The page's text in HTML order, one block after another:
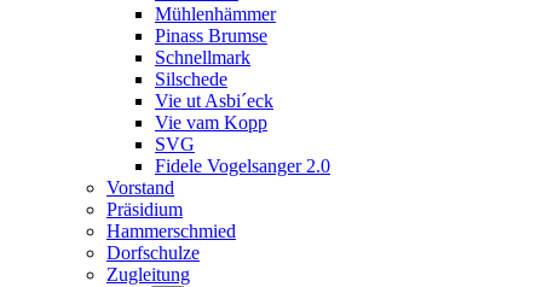
Mühlenhämmer
Pinass Brumse
Schnellmark
Silschede
Vie ut Asbi´eck
Vie vam Kopp
SVG
Fidele Vogelsanger 2.0
Vorstand
Präsidium
Hammerschmied
Dorfschulze
Zugleitung